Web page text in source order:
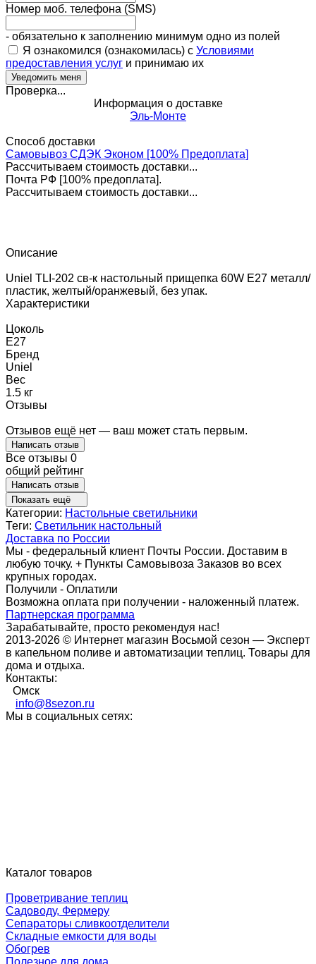
Номер моб. телефона (SMS)
- обязательно к заполнению минимум одно из полей
Я ознакомился (ознакомилась) с Условиями
предоставления услуг и принимаю их
Проверка...
Информация о доставке
Эль-Монте
Способ доставки
Самовывоз СДЭК Эконом [100% Предоплата]
Рассчитываем стоимость доставки...
Почта РФ [100% предоплата].
Рассчитываем стоимость доставки...
Описание
Uniel TLI-202 св-к настольный прищепка 60W E27 металл/
пластик, желтый/оранжевый, без упак.
Характеристики
Цоколь
E27
Бренд
Uniel
Вес
1.5 кг
Отзывы
Отзывов ещё нет — ваш может стать первым.
Написать отзыв
Все отзывы 0
общий рейтинг
Написать отзыв
Показать ещё
Категории: Настольные светильники
Теги: Светильник настольный
Доставка по России
Мы - федеральный клиент Почты России. Доставим в
любую точку. + Пункты Самовывоза Заказов во всех
крупных городах.
Получили - Оплатили
Возможна оплата при получении - наложенный платеж.
Партнерская программа
Зарабатывайте, просто рекомендуя нас!
2013-2026 © Интернет магазин Восьмой сезон — Эксперт
в капельном поливе и автоматизации теплиц. Товары для
дома и отдыха.
Контакты:
Омск
info@8sezon.ru
Мы в социальных сетях:
Каталог товаров
Проветривание теплиц
Садоводу, Фермеру
Сепараторы сливкоотделители
Складные емкости для воды
Обогрев
Полезное для дома